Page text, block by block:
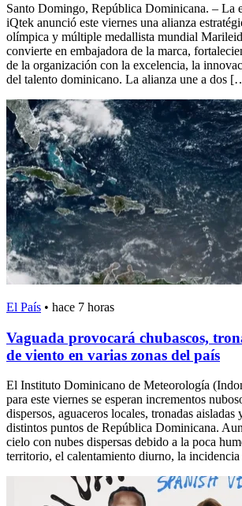
Santo Domingo, República Dominicana. – La
iQtek anunció este viernes una alianza
olímpica y múltiple medallista mundial
convierte en embajadora de la marca,
de la organización con la excelencia, la
del talento dominicano. La alianza une a dos
El País • hace 7 horas
Vaguada provocará chubascos,
de viento en varias zonas del país
El Instituto Dominicano de Meteorología
para este viernes se esperan incrementos
dispersos, aguaceros locales, tronadas aisladas
distintos puntos de República Dominicana.
cielo con nubes dispersas debido a la poca
territorio, el calentamiento diurno, la